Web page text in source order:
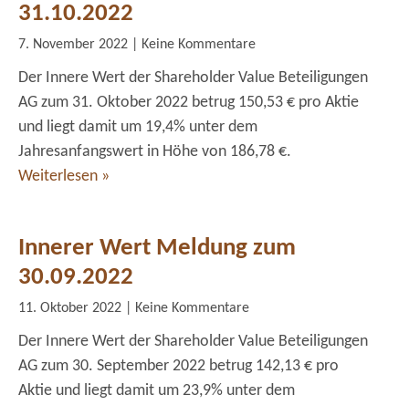
31.10.2022
7. November 2022 Keine Kommentare
Der Innere Wert der Shareholder Value Beteiligungen
AG zum 31. Oktober 2022 betrug 150,53 € pro Aktie
und liegt damit um 19,4% unter dem
Jahresanfangswert in Höhe von 186,78 €.
Weiterlesen »
Innerer Wert Meldung zum
30.09.2022
11. Oktober 2022 Keine Kommentare
Der Innere Wert der Shareholder Value Beteiligungen
AG zum 30. September 2022 betrug 142,13 € pro
Aktie und liegt damit um 23,9% unter dem